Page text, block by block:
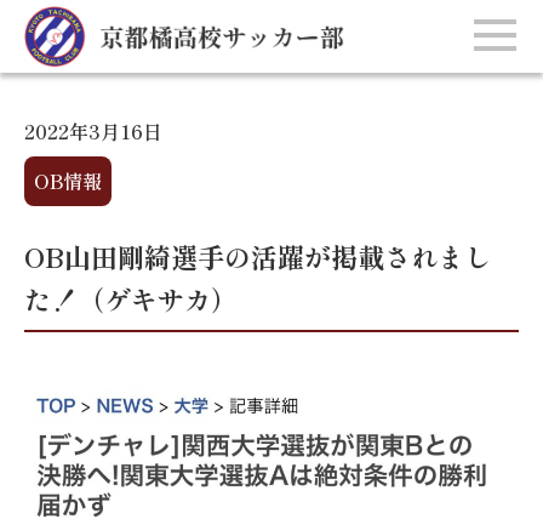
2022年3月16日
OB情報
OB山田剛綺選手の活躍が掲載されまし
た！（ゲキサカ）